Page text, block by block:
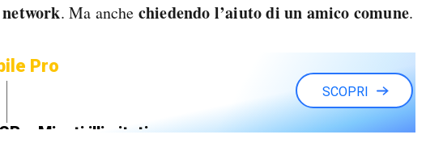
. Ma anche chiedendo l’aiuto di un amico comune.
Pro
e Minuti illimitati
SCOPRI